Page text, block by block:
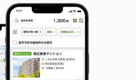
新潟県長岡市中之島
56.15m²
3DK
5.30万円